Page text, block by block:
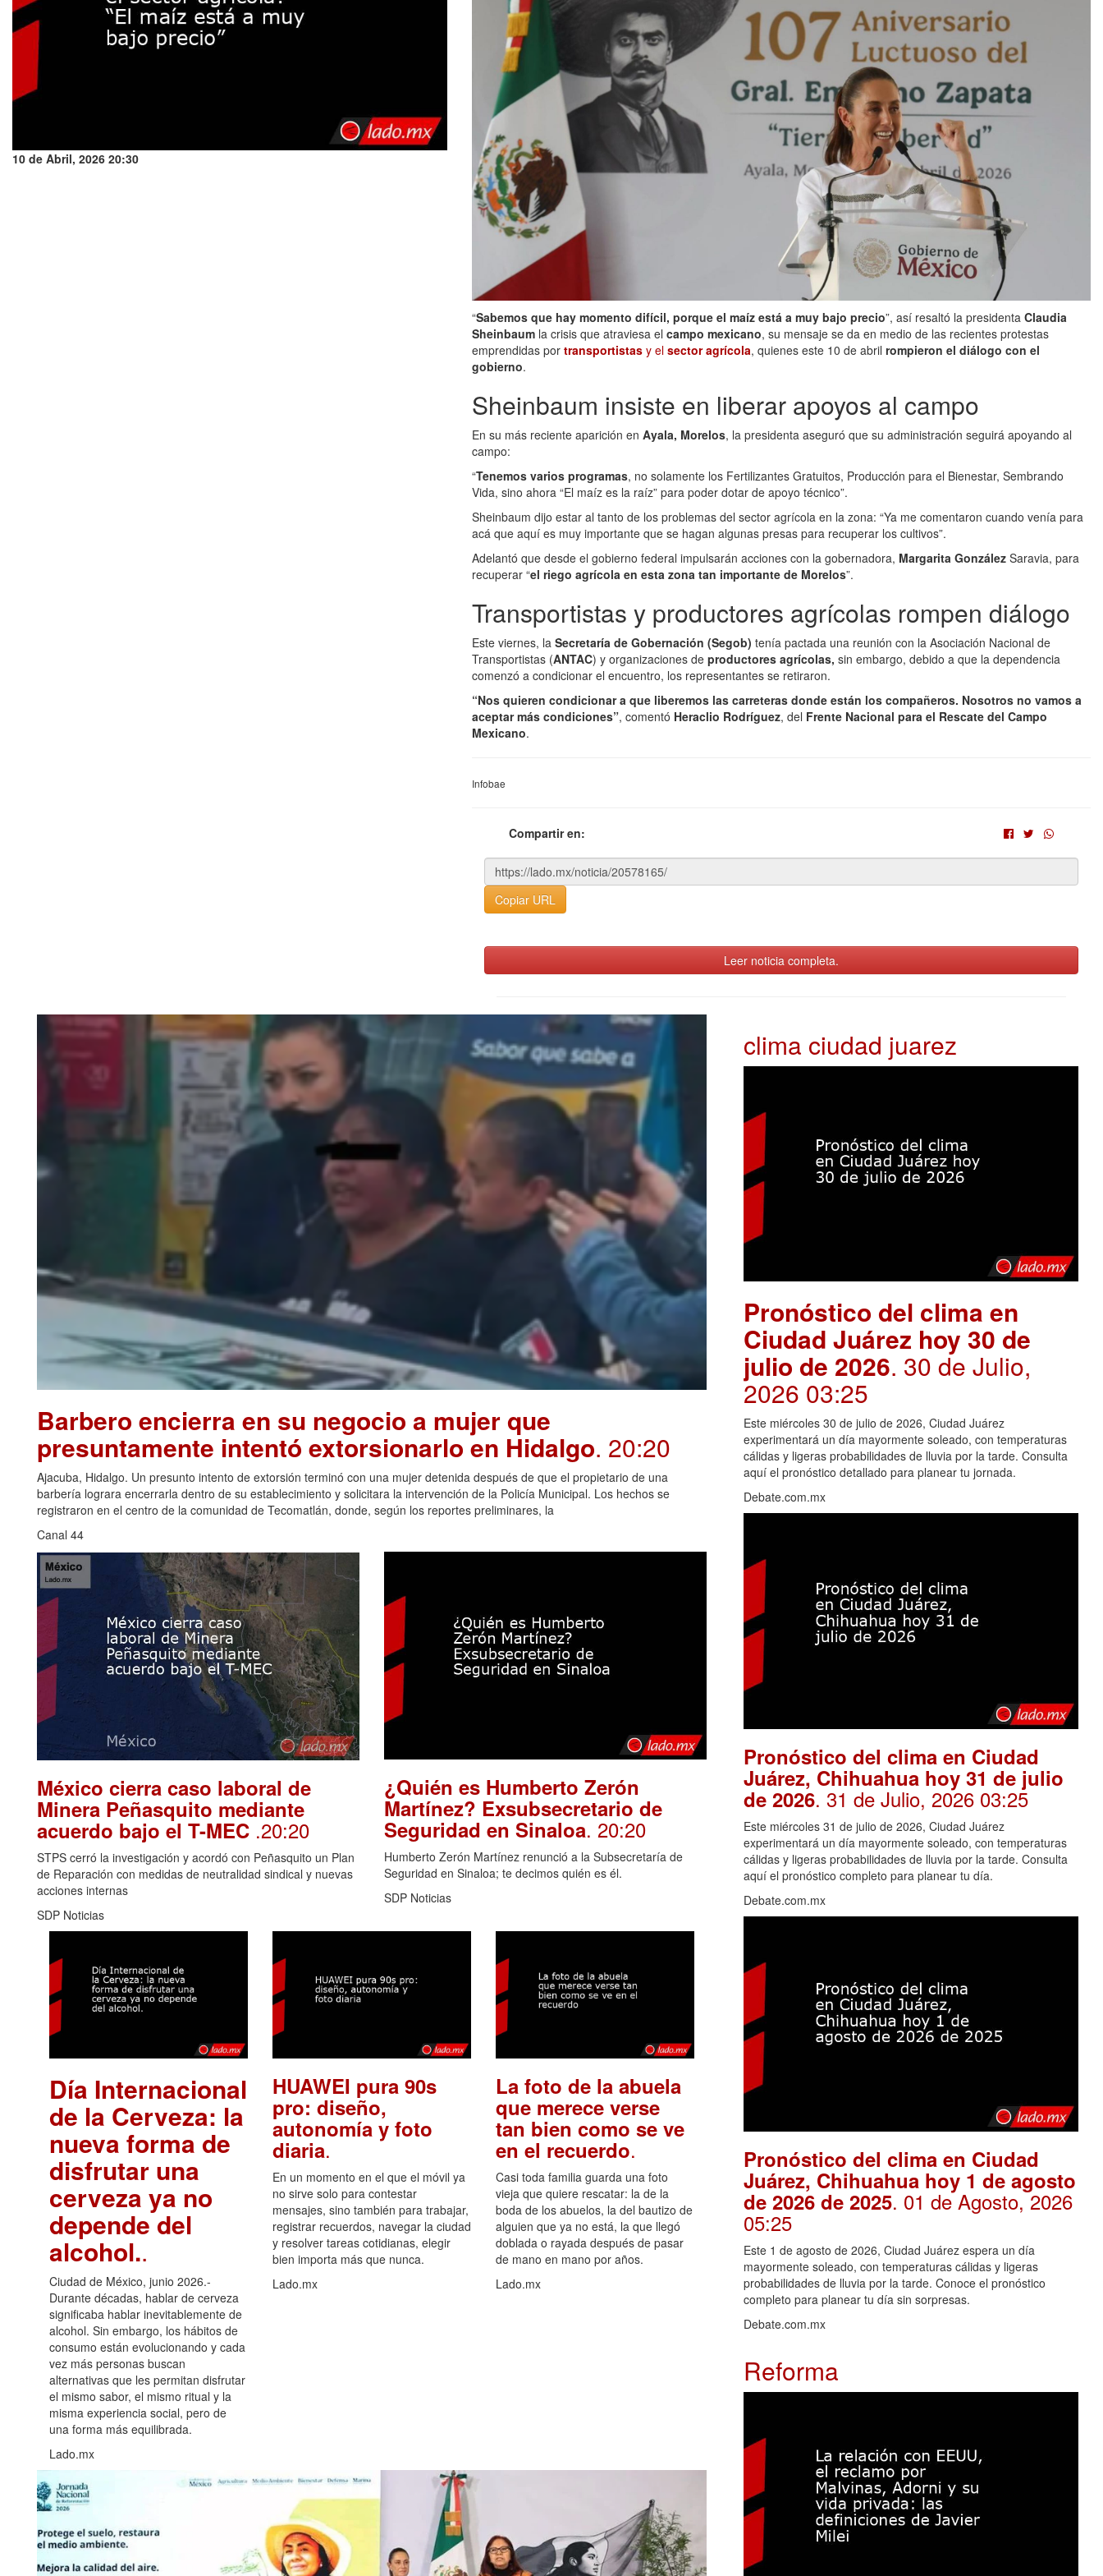
10 de Abril, 2026 20:30
“Sabemos que hay momento difícil, porque el maíz está a muy bajo precio”, así resaltó la presidenta Claudia
Sheinbaum la crisis que atraviesa el campo mexicano, su mensaje se da en medio de las recientes protestas
emprendidas por transportistas y el sector agrícola, quienes este 10 de abril rompieron el diálogo con el
gobierno.
Sheinbaum insiste en liberar apoyos al campo
En su más reciente aparición en Ayala, Morelos, la presidenta aseguró que su administración seguirá apoyando al
campo:
“Tenemos varios programas, no solamente los Fertilizantes Gratuitos, Producción para el Bienestar, Sembrando
Vida, sino ahora “El maíz es la raíz” para poder dotar de apoyo técnico”.
Sheinbaum dijo estar al tanto de los problemas del sector agrícola en la zona: “Ya me comentaron cuando venía para
acá que aquí es muy importante que se hagan algunas presas para recuperar los cultivos”.
Adelantó que desde el gobierno federal impulsarán acciones con la gobernadora, Margarita González Saravia, para
recuperar “el riego agrícola en esta zona tan importante de Morelos”.
Transportistas y productores agrícolas rompen diálogo
Este viernes, la Secretaría de Gobernación (Segob) tenía pactada una reunión con la Asociación Nacional de
Transportistas (ANTAC) y organizaciones de productores agrícolas, sin embargo, debido a que la dependencia
comenzó a condicionar el encuentro, los representantes se retiraron.
“Nos quieren condicionar a que liberemos las carreteras donde están los compañeros. Nosotros no vamos a
aceptar más condiciones”, comentó Heraclio Rodríguez, del Frente Nacional para el Rescate del Campo
Mexicano.
Infobae
Compartir en:
Copiar URL
Leer noticia completa.
Barbero encierra en su negocio a mujer que
presuntamente intentó extorsionarlo en Hidalgo. 20:20
Ajacuba, Hidalgo. Un presunto intento de extorsión terminó con una mujer detenida después de que el propietario de una
barbería lograra encerrarla dentro de su establecimiento y solicitara la intervención de la Policía Municipal. Los hechos se
registraron en el centro de la comunidad de Tecomatlán, donde, según los reportes preliminares, la
Canal 44
México cierra caso laboral de
Minera Peñasquito mediante
acuerdo bajo el T-MEC .20:20
STPS cerró la investigación y acordó con Peñasquito un Plan
de Reparación con medidas de neutralidad sindical y nuevas
acciones internas
SDP Noticias
¿Quién es Humberto Zerón
Martínez? Exsubsecretario de
Seguridad en Sinaloa. 20:20
Humberto Zerón Martínez renunció a la Subsecretaría de
Seguridad en Sinaloa; te decimos quién es él.
SDP Noticias
Día Internacional
de la Cerveza: la
nueva forma de
disfrutar una
cerveza ya no
depende del
alcohol..
Ciudad de México, junio 2026.-
Durante décadas, hablar de cerveza
significaba hablar inevitablemente de
alcohol. Sin embargo, los hábitos de
consumo están evolucionando y cada
vez más personas buscan
alternativas que les permitan disfrutar
el mismo sabor, el mismo ritual y la
misma experiencia social, pero de
una forma más equilibrada.
Lado.mx
HUAWEI pura 90s
pro: diseño,
autonomía y foto
diaria.
En un momento en el que el móvil ya
no sirve solo para contestar
mensajes, sino también para trabajar,
registrar recuerdos, navegar la ciudad
y resolver tareas cotidianas, elegir
bien importa más que nunca.
Lado.mx
La foto de la abuela
que merece verse
tan bien como se ve
en el recuerdo.
Casi toda familia guarda una foto
vieja que quiere rescatar: la de la
boda de los abuelos, la del bautizo de
alguien que ya no está, la que llegó
doblada o rayada después de pasar
de mano en mano por años.
Lado.mx
clima ciudad juarez
Pronóstico del clima en
Ciudad Juárez hoy 30 de
julio de 2026. 30 de Julio,
2026 03:25
Este miércoles 30 de julio de 2026, Ciudad Juárez
experimentará un día mayormente soleado, con temperaturas
cálidas y ligeras probabilidades de lluvia por la tarde. Consulta
aquí el pronóstico detallado para planear tu jornada.
Debate.com.mx
Pronóstico del clima en Ciudad
Juárez, Chihuahua hoy 31 de julio
de 2026. 31 de Julio, 2026 03:25
Este miércoles 31 de julio de 2026, Ciudad Juárez
experimentará un día mayormente soleado, con temperaturas
cálidas y ligeras probabilidades de lluvia por la tarde. Consulta
aquí el pronóstico completo para planear tu día.
Debate.com.mx
Pronóstico del clima en Ciudad
Juárez, Chihuahua hoy 1 de agosto
de 2026 de 2025. 01 de Agosto, 2026
05:25
Este 1 de agosto de 2026, Ciudad Juárez espera un día
mayormente soleado, con temperaturas cálidas y ligeras
probabilidades de lluvia por la tarde. Conoce el pronóstico
completo para planear tu día sin sorpresas.
Debate.com.mx
Reforma